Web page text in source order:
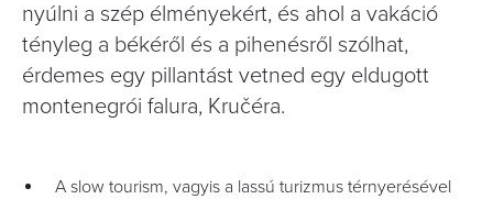
nyúlni a szép élményekért, és ahol a vakáció
tényleg a békéről és a pihenésről szólhat,
érdemes egy pillantást vetned egy eldugott
montenegrói falura, Kručéra.
A slow tourism, vagyis a lassú turizmus térnyerésével